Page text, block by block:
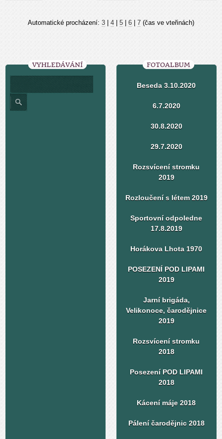
Automatické procházení: 3 4 5 6 7 (čas ve vteřinách)
VYHLEDÁVÁNÍ FOTOALBUM
Beseda 3.10.2020
6.7.2020
30.8.2020
29.7.2020
Rozsvícení stromku
2019
Rozloučení s létem 2019
Sportovní odpoledne
17.8.2019
Horákova Lhota 1970
POSEZENÍ POD LIPAMI
2019
Jarní brigáda,
Velikonoce, čarodějnice
2019
Rozsvícení stromku
2018
Posezení POD LIPAMI
2018
Kácení máje 2018
Pálení čarodějnic 2018